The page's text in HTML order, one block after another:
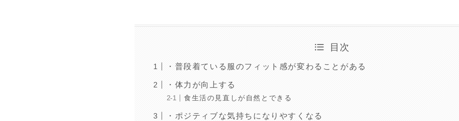
目次
・普段着ている服のフィット感が変わることがある
・体力が向上する
食生活の見直しが自然とできる
・ポジティブな気持ちになりやすくなる